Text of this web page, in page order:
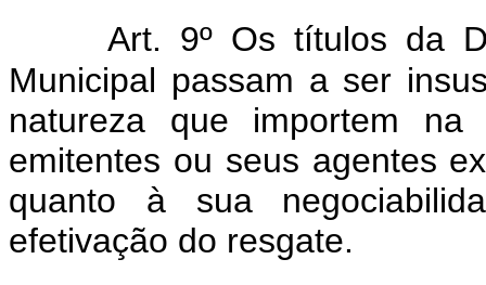
Art. 9º Os títulos da
Municipal passam a ser
natureza que importem na
emitentes ou seus agentes
quanto à sua
efetivação do resgate.